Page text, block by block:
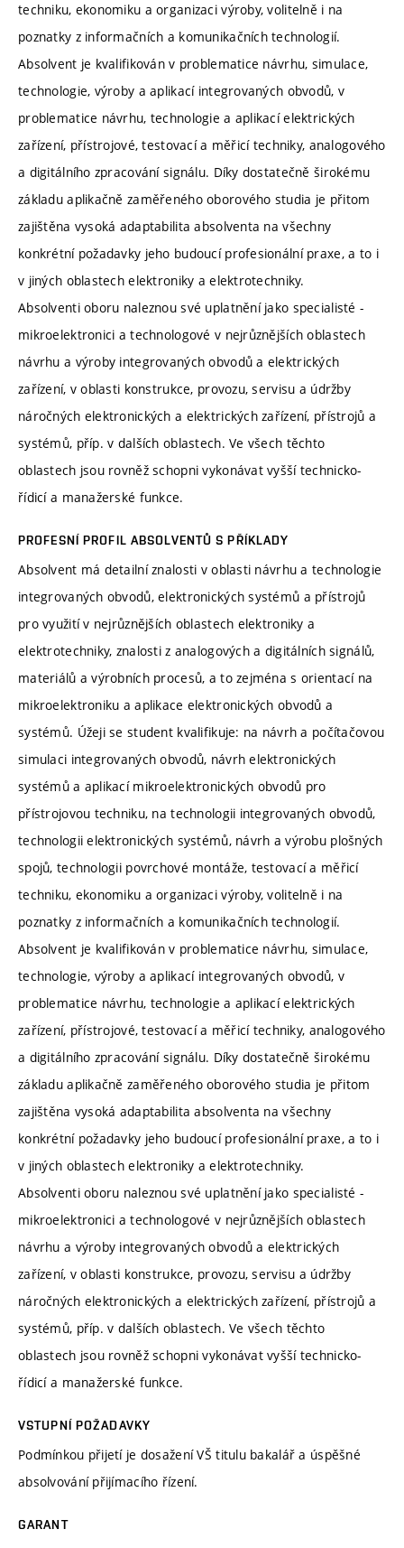
techniku, ekonomiku a organizaci výroby, volitelně i na
poznatky z informačních a komunikačních technologií.
Absolvent je kvalifikován v problematice návrhu, simulace,
technologie, výroby a aplikací integrovaných obvodů, v
problematice návrhu, technologie a aplikací elektrických
zařízení, přístrojové, testovací a měřicí techniky, analogového
a digitálního zpracování signálu. Díky dostatečně širokému
základu aplikačně zaměřeného oborového studia je přitom
zajištěna vysoká adaptabilita absolventa na všechny
konkrétní požadavky jeho budoucí profesionální praxe, a to i
v jiných oblastech elektroniky a elektrotechniky.
Absolventi oboru naleznou své uplatnění jako specialisté -
mikroelektronici a technologové v nejrůznějších oblastech
návrhu a výroby integrovaných obvodů a elektrických
zařízení, v oblasti konstrukce, provozu, servisu a údržby
náročných elektronických a elektrických zařízení, přístrojů a
systémů, příp. v dalších oblastech. Ve všech těchto
oblastech jsou rovněž schopni vykonávat vyšší technicko-
řídicí a manažerské funkce.
PROFESNÍ PROFIL ABSOLVENTŮ S PŘÍKLADY
Absolvent má detailní znalosti v oblasti návrhu a technologie
integrovaných obvodů, elektronických systémů a přístrojů
pro využití v nejrůznějších oblastech elektroniky a
elektrotechniky, znalosti z analogových a digitálních signálů,
materiálů a výrobních procesů, a to zejména s orientací na
mikroelektroniku a aplikace elektronických obvodů a
systémů. Úžeji se student kvalifikuje: na návrh a počítačovou
simulaci integrovaných obvodů, návrh elektronických
systémů a aplikací mikroelektronických obvodů pro
přístrojovou techniku, na technologii integrovaných obvodů,
technologii elektronických systémů, návrh a výrobu plošných
spojů, technologii povrchové montáže, testovací a měřicí
techniku, ekonomiku a organizaci výroby, volitelně i na
poznatky z informačních a komunikačních technologií.
Absolvent je kvalifikován v problematice návrhu, simulace,
technologie, výroby a aplikací integrovaných obvodů, v
problematice návrhu, technologie a aplikací elektrických
zařízení, přístrojové, testovací a měřicí techniky, analogového
a digitálního zpracování signálu. Díky dostatečně širokému
základu aplikačně zaměřeného oborového studia je přitom
zajištěna vysoká adaptabilita absolventa na všechny
konkrétní požadavky jeho budoucí profesionální praxe, a to i
v jiných oblastech elektroniky a elektrotechniky.
Absolventi oboru naleznou své uplatnění jako specialisté -
mikroelektronici a technologové v nejrůznějších oblastech
návrhu a výroby integrovaných obvodů a elektrických
zařízení, v oblasti konstrukce, provozu, servisu a údržby
náročných elektronických a elektrických zařízení, přístrojů a
systémů, příp. v dalších oblastech. Ve všech těchto
oblastech jsou rovněž schopni vykonávat vyšší technicko-
řídicí a manažerské funkce.
VSTUPNÍ POŽADAVKY
Podmínkou přijetí je dosažení VŠ titulu bakalář a úspěšné
absolvování přijímacího řízení.
GARANT